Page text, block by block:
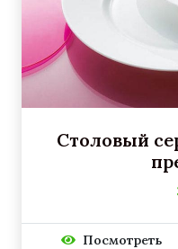
Столовый
Посмотреть